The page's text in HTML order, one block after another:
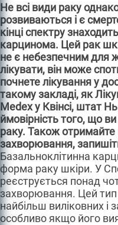
Не всі види раку
розвиваються і є
кінці спектру
карцинома. Цей рак
не є небезпечним для
лікувати, він може
почнете лікування у
такому закладі, як
Medex у Квінсі, штат
ймовірність того, що
раку. Також отримайте
захворювання,
Базальноклітинна
форма раку шкіри. У
реєструється понад
захворювання. Цей
найбільш виліковних
особливо якщо його